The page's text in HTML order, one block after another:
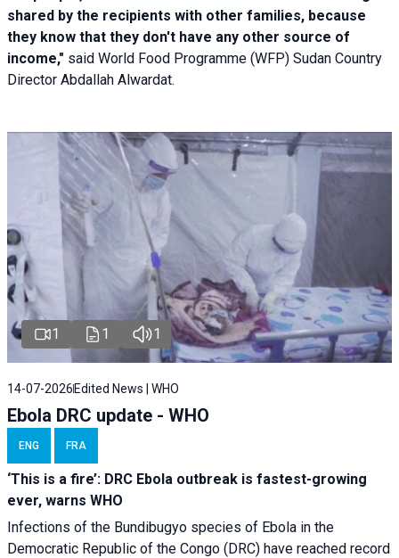
shared by the recipients with other families, because
they know that they don't have any other source of
income," said World Food Programme (WFP) Sudan Country
Director Abdallah Alwardat.
1 1 1
14-07-2026 Edited News | WHO
Ebola DRC update - WHO
ENG FRA
‘This is a fire’: DRC Ebola outbreak is fastest-growing
ever, warns WHO
Infections of the Bundibugyo species of Ebola in the
Democratic Republic of the Congo (DRC) have reached record